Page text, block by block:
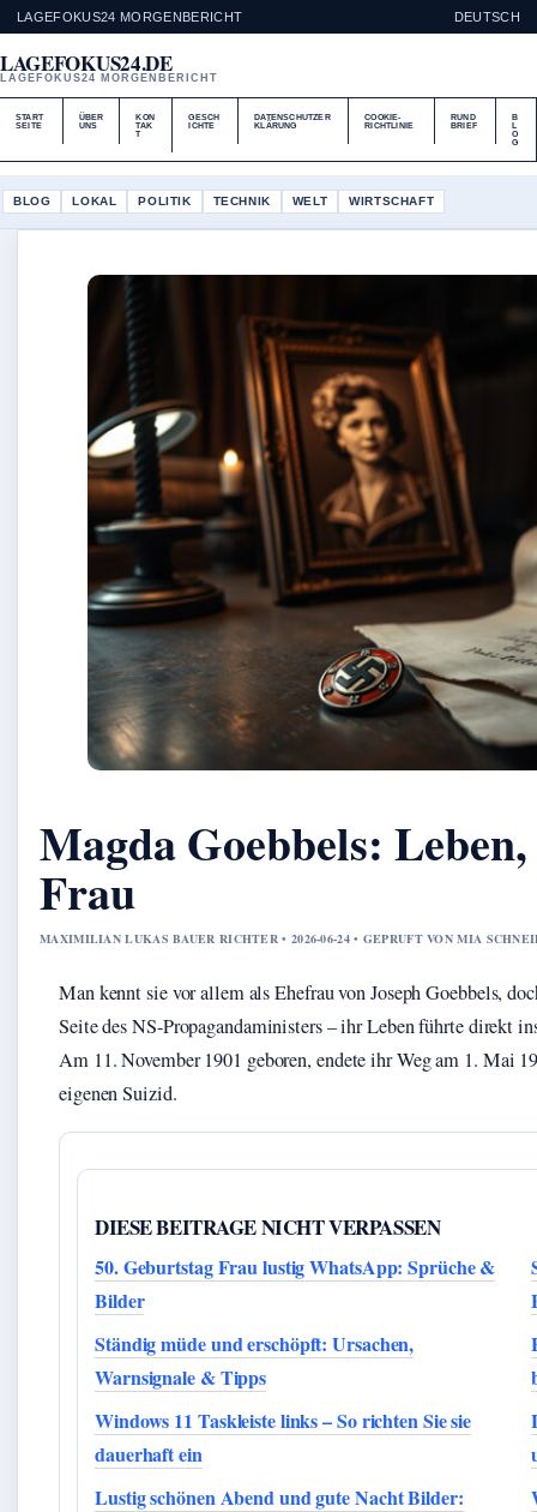
LAGEFOKUS24 MORGENBERICHT DEUTSCH
LAGEFOKUS24.DE
LAGEFOKUS24 MORGENBERICHT
START
SEITE
ÜBER
UNS
KON
TAK
T
GESCH
ICHTE
DATENSCHUTZER
KLÄRUNG
COOKIE-
RICHTLINIE
RUND
BRIEF
B
O
G
BLOG LOKAL POLITIK TECHNIK WELT WIRTSCHAFT
Magda Goebbels:
Frau
MAXIMILIAN LUKAS BAUER RICHTER • 2026-06-24 • GEPRUFT VON MIA
Man kennt sie vor allem als Ehefrau von Joseph Goebbels,
Seite des NS-Propagandaministers – ihr Leben führte direkt
Am 11. November 1901 geboren, endete ihr Weg am 1. Mai
eigenen Suizid.
DIESE BEITRAGE NICHT VERPASSEN
50. Geburtstag Frau lustig WhatsApp: Sprüche &
Bilder
Ständig müde und erschöpft: Ursachen,
Warnsignale & Tipps
Windows 11 Taskleiste links – So richten Sie sie
dauerhaft ein
Lustig schönen Abend und gute Nacht Bilder: